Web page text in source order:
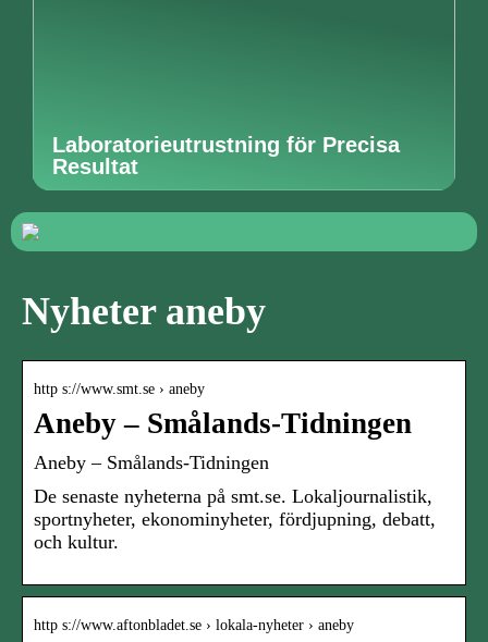
Laboratorieutrustning för Precisa
Resultat
Nyheter aneby
http s://www.smt.se › aneby
Aneby – Smålands-Tidningen
Aneby – Smålands-Tidningen
De senaste nyheterna på smt.se. Lokaljournalistik,
sportnyheter, ekonominyheter, fördjupning, debatt,
och kultur.
http s://www.aftonbladet.se › lokala-nyheter › aneby